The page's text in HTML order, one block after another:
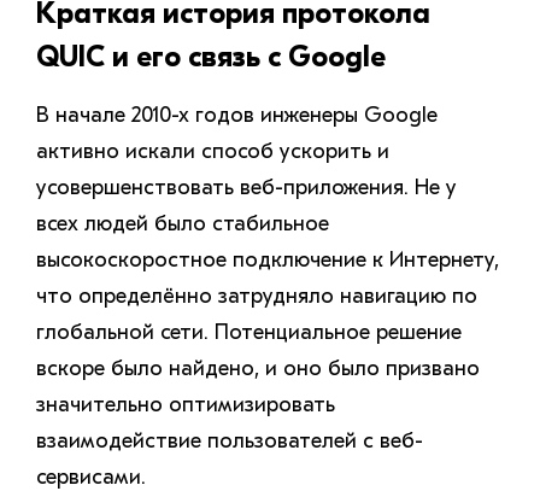
Краткая история протокола
QUIC и его связь с Google
В начале 2010-х годов инженеры Google
активно искали способ ускорить и
усовершенствовать веб-приложения. Не у
всех людей было стабильное
высокоскоростное подключение к Интернету,
что определённо затрудняло навигацию по
глобальной сети. Потенциальное решение
вскоре было найдено, и оно было призвано
значительно оптимизировать
взаимодействие пользователей с веб-
сервисами.